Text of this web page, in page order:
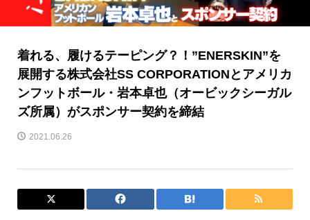
着れる、履けるテーピング？！”ENERSKIN”を
展開する株式会社SS CORPORATIONとアメリカ
ンフットボール・岩本卓也（オービックシーガル
ズ所属）がスポンサー契約を締結
2021.06.26